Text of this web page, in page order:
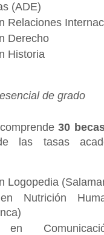
(ADE)
Relaciones
Derecho
Historia
de grado
30
las tasas
Logopedia
Nutrición